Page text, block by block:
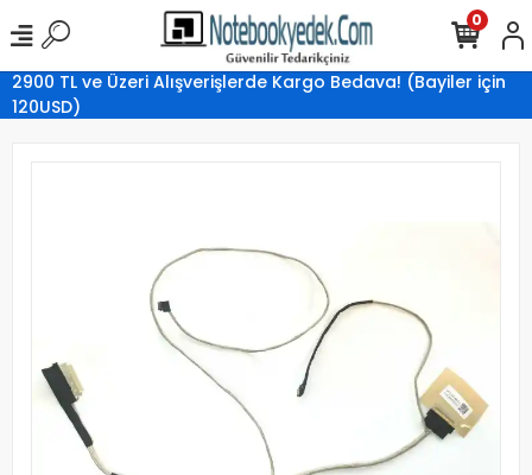
2900 TL ve Üzeri Alışverişlerde Kargo Bedava! (Bayiler için
120USD)
0